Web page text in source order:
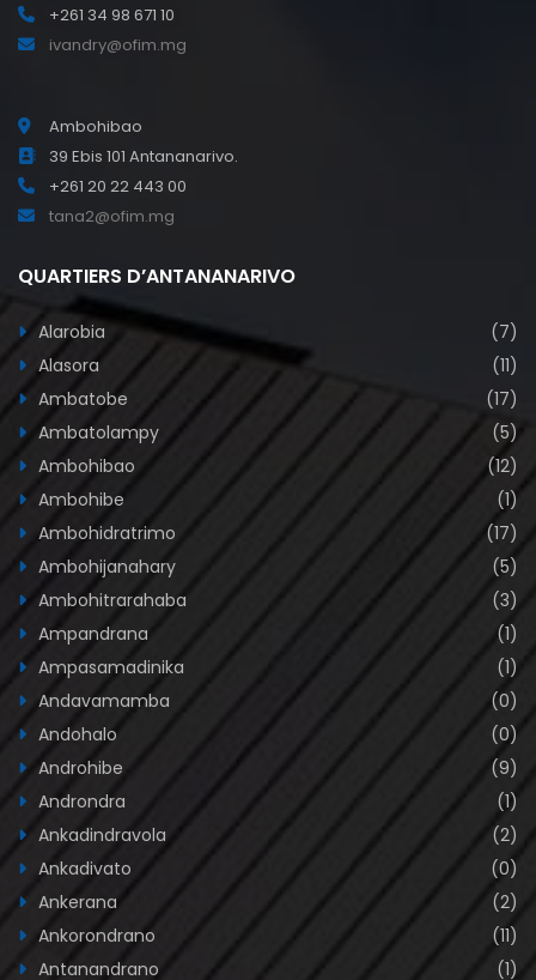
+261 34 98 671 10
ivandry@ofim.mg
Ambohibao
39 Ebis 101 Antananarivo.
+261 20 22 443 00
tana2@ofim.mg
QUARTIERS D’ANTANANARIVO
Alarobia
(7)
Alasora
(11)
Ambatobe
(17)
Ambatolampy
(5)
Ambohibao
(12)
Ambohibe
(1)
Ambohidratrimo
(17)
Ambohijanahary
(5)
Ambohitrarahaba
(3)
Ampandrana
(1)
Ampasamadinika
(1)
Andavamamba
(0)
Andohalo
(0)
Androhibe
(9)
Androndra
(1)
Ankadindravola
(2)
Ankadivato
(0)
Ankerana
(2)
Ankorondrano
(11)
Antanandrano
(1)